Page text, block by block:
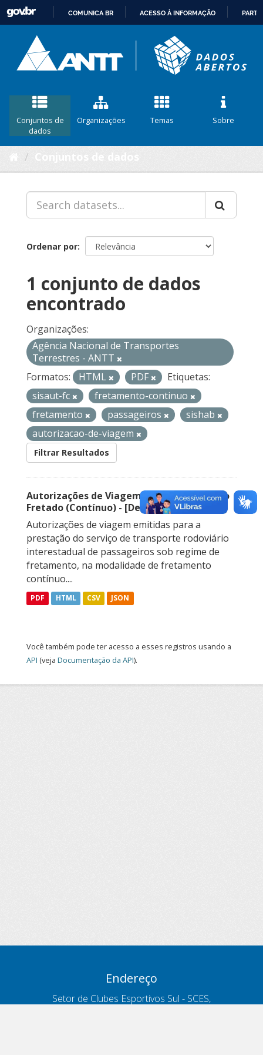
CONTEÚDO
COMUNICA BR ACESSO À INFORMAÇÃO
Conjuntos de
dados
Organizações Temas Sobre
Ordenar por
1 conjunto de dados
encontrado
Organizações:
Agência Nacional de Transportes
Terrestres - ANTT
Formatos:
HTML PDF
Etiquetas:
sisaut-fc
fretamento-continuo
fretamento
passageiros
sishab
autorizacao-de-viagem
Filtrar Resultados
Autorizações de Viagem Nacional – Serviço
Fretado (Contínuo) - [Descontinuado]
Autorizações de viagem emitidas para a
prestação do serviço de transporte rodoviário
interestadual de passageiros sob regime de
fretamento, na modalidade de fretamento
contínuo....
PDF HTML CSV JSON
Você também pode ter acesso a esses registros usando a
API (veja Documentação da API).
Endereço
Setor de Clubes Esportivos Sul - SCES,